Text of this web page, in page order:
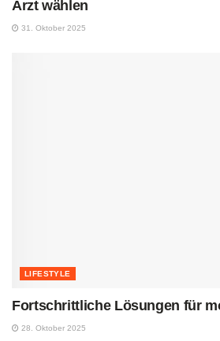
Arzt wählen
31. Oktober 2025
LIFESTYLE
Fortschrittliche Lösungen für
28. Oktober 2025